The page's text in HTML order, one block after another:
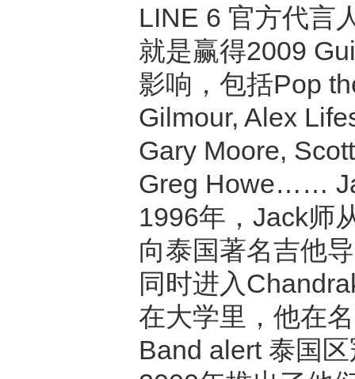
LINE 6 官方代言
就是赢得2009
影响，包括Pop
Gilmour, Alex
Gary Moore,
Greg Howe……
1996年，Jack师
向泰国著名吉他
同时进入
在大学里，他在
Band alert 泰国